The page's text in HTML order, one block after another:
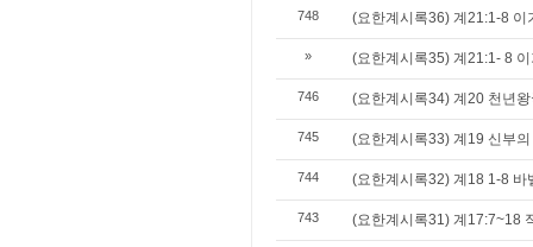
748 (요한계시록36) 계21:1-8 이
» (요한계시록35) 계21:1- 8
746 (요한계시록34) 계20 천년
745 (요한계시록33) 계19 신부
744 (요한계시록32) 계18 1-8
743 (요한계시록31) 계17:7~18